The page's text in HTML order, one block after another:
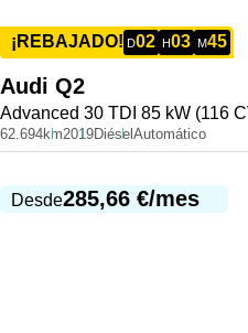
¡REBAJADO! D02 H03 M45
Audi Q2
Advanced 30 TDI 85 kW (116
62.694km2019Diésel Automático
Desde285,66 €/mes